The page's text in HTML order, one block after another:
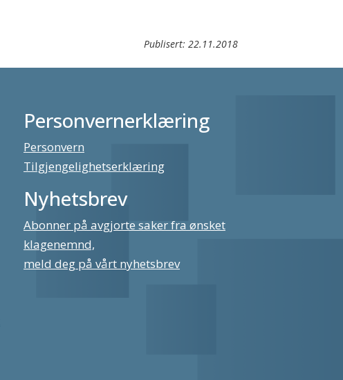
Publisert: 22.11.2018
Personvernerklæring
Personvern
Tilgjengelighetserklæring
Nyhetsbrev
Abonner på avgjorte saker fra ønsket
klagenemnd,
meld deg på vårt nyhetsbrev